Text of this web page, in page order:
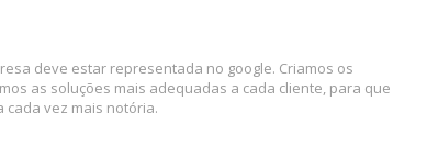
deve estar representada no google. Criamos os
as soluções mais adequadas a cada cliente, para que
cada vez mais notória.